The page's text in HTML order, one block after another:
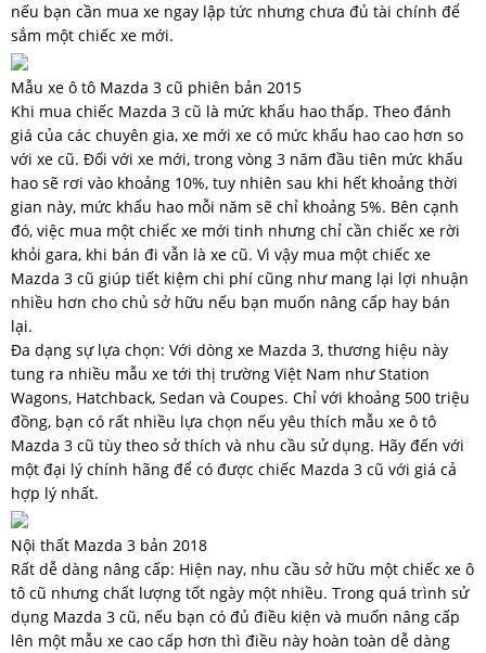
nếu bạn cần mua xe ngay lập tức nhưng chưa đủ tài chính để
sắm một chiếc xe mới.
Mẫu xe ô tô Mazda 3 cũ phiên bản 2015
Khi mua chiếc Mazda 3 cũ là mức khấu hao thấp. Theo đánh
giá của các chuyên gia, xe mới xe có mức khấu hao cao hơn so
với xe cũ. Đối với xe mới, trong vòng 3 năm đầu tiên mức khấu
hao sẽ rơi vào khoảng 10%, tuy nhiên sau khi hết khoảng thời
gian này, mức khấu hao mỗi năm sẽ chỉ khoảng 5%. Bên cạnh
đó, việc mua một chiếc xe mới tinh nhưng chỉ cần chiếc xe rời
khỏi gara, khi bán đi vẫn là xe cũ. Vì vậy mua một chiếc xe
Mazda 3 cũ giúp tiết kiệm chi phí cũng như mang lại lợi nhuận
nhiều hơn cho chủ sở hữu nếu bạn muốn nâng cấp hay bán
lại.
Đa dạng sự lựa chọn: Với dòng xe Mazda 3, thương hiệu này
tung ra nhiều mẫu xe tới thị trường Việt Nam như Station
Wagons, Hatchback, Sedan và Coupes. Chỉ với khoảng 500 triệu
đồng, bạn có rất nhiều lựa chọn nếu yêu thích mẫu xe ô tô
Mazda 3 cũ tùy theo sở thích và nhu cầu sử dụng. Hãy đến với
một đại lý chính hãng để có được chiếc Mazda 3 cũ với giá cả
hợp lý nhất.
Nội thất Mazda 3 bản 2018
Rất dễ dàng nâng cấp: Hiện nay, nhu cầu sở hữu một chiếc xe ô
tô cũ nhưng chất lượng tốt ngày một nhiều. Trong quá trình sử
dụng Mazda 3 cũ, nếu bạn có đủ điều kiện và muốn nâng cấp
lên một mẫu xe cao cấp hơn thì điều này hoàn toàn dễ dàng